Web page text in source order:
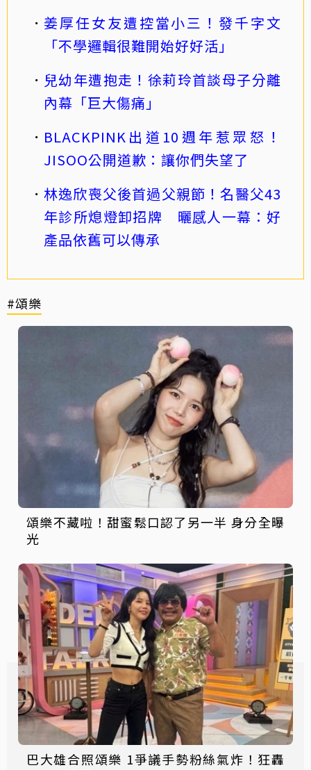
姜厚任女友遭控當小三！發千字文
「不學邏輯很難開始好好活」
兒幼年遭抱走！徐莉玲首談母子分離
內幕「巨大傷痛」
BLACKPINK出道10週年惹眾怒！
JISOO公開道歉：讓你們失望了
林逸欣喪父後首過父親節！名醫父43
年診所熄燈卸招牌 曬感人一幕：好
產品依舊可以傳承
#頌樂
頌樂不藏啦！甜蜜鬆口認了另一半 身分全曝
光
巴大雄合照頌樂 1爭議手勢粉絲氣炸！狂轟